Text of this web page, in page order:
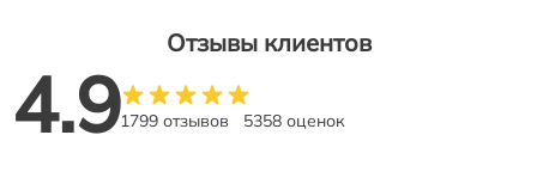
Отзывы клиентов
4.91799 отзывов 5358 оценок